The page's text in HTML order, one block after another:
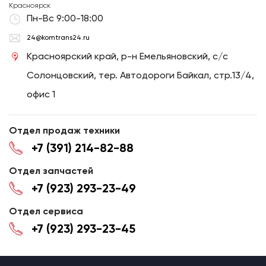
Красноярск
Пн-Вс 9:00-18:00
24@komtrans24.ru
Красноярский край, р-н Емельяновский, с/с
Солонцовский, тер. Автодороги Байкал, стр.13/4,
офис 1
Отдел продаж техники
+7 (391) 214-82-88
Отдел запчастей
+7 (923) 293-23-49
Отдел сервиса
+7 (923) 293-23-45